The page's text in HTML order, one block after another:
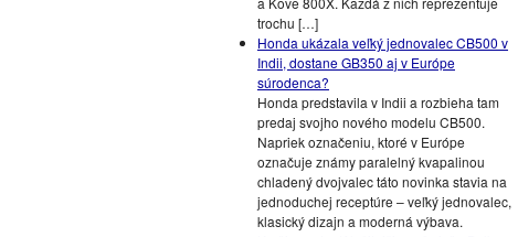
trochu […]
Honda ukázala veľký jednovalec CB500 v
Indii, dostane GB350 aj v Európe
súrodenca?
Honda predstavila v Indii a rozbieha tam
predaj svojho nového modelu CB500.
Napriek označeniu, ktoré v Európe
označuje známy paralelný kvapalinou
chladený dvojvalec táto novinka stavia na
jednoduchej receptúre – veľký jednovalec,
klasický dizajn a moderná výbava.